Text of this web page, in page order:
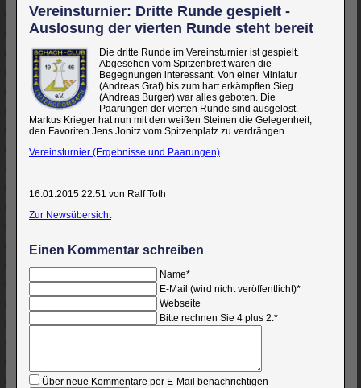
Vereinsturnier: Dritte Runde gespielt -
Auslosung der vierten Runde steht bereit
Die dritte Runde im Vereinsturnier ist gespielt.
Abgesehen vom Spitzenbrett waren die
Begegnungen interessant. Von einer Miniatur
(Andreas Graf) bis zum hart erkämpften Sieg
(Andreas Burger) war alles geboten. Die
Paarungen der vierten Runde sind ausgelost.
Markus Krieger hat nun mit den weißen Steinen die Gelegenheit,
den Favoriten Jens Jonitz vom Spitzenplatz zu verdrängen.
Vereinsturnier (Ergebnisse und Paarungen)
16.01.2015 22:51 von Ralf Toth
Zur Newsübersicht
Einen Kommentar schreiben
Pflichtfeld
Name*
Pflichtfeld
E-Mail (wird nicht veröffentlicht)*
Webseite
Bitte rechnen Sie 4 plus 2.*
Über neue Kommentare per E-Mail benachrichtigen